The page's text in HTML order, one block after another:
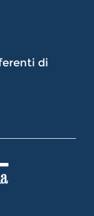
di